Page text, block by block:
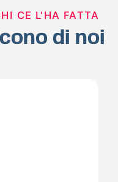
CE L'HA FATTA
di noi